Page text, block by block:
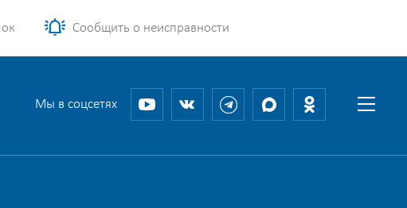
Сообщить о неисправности
Мы в соцсетях